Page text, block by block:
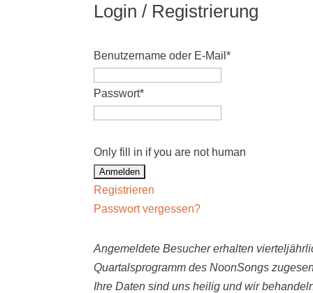
Login / Registrierung
Benutzername oder E-Mail*
Passwort*
Only fill in if you are not human
Registrieren
Passwort vergessen?
Angemeldete Besucher erhalten
Quartalsprogramm des NoonSongs
Ihre Daten sind uns heilig und wir